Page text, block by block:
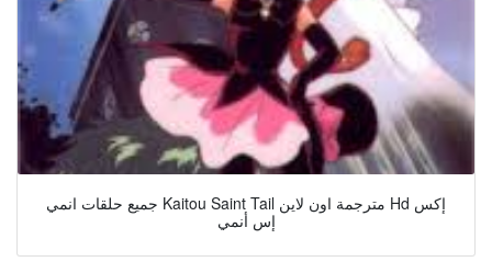
جميع حلقات انمي Kaitou Saint Tail مترجمة اون لاين Hd إكس
إس أنمي